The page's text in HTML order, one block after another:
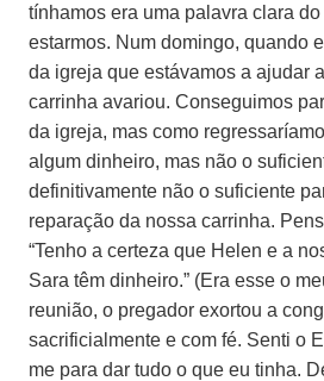
tínhamos era uma palavra clara
estarmos. Num domingo, quando
da igreja que estávamos a ajudar
carrinha avariou. Conseguimos
da igreja, mas como
algum dinheiro, mas não o
definitivamente não o suficiente
reparação da nossa carrinha.
“Tenho a certeza que Helen e a
Sara têm dinheiro.” (Era esse o
reunião, o pregador exortou a
sacrificialmente e com fé. Senti o
me para dar tudo o que eu tinha.